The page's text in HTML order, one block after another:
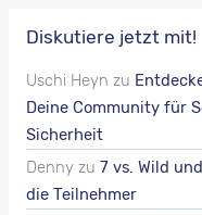
Diskutiere jetzt mit!
Uschi Heyn zu
Deine Community für
Sicherheit
Dennyzu 7 vs. Wild
die Teilnehmer